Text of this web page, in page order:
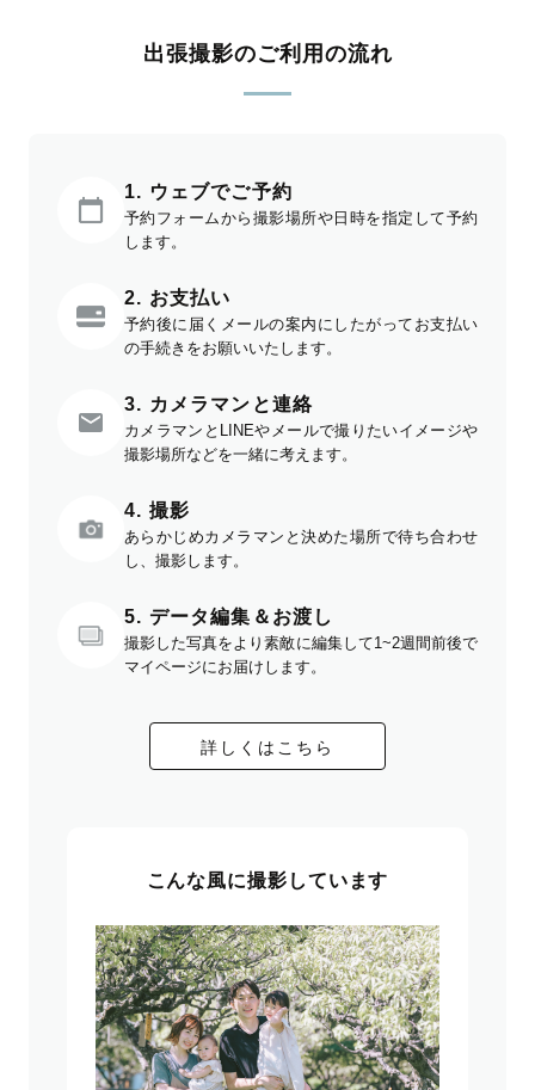
出張撮影のご利用の流れ
1. ウェブでご予約
予約フォームから撮影場所や日時を指定して予約
します。
2. お支払い
予約後に届くメールの案内にしたがってお支払い
の手続きをお願いいたします。
3. カメラマンと連絡
カメラマンとLINEやメールで撮りたいイメージや
撮影場所などを一緒に考えます。
4. 撮影
あらかじめカメラマンと決めた場所で待ち合わせ
し、撮影します。
5. データ編集＆お渡し
撮影した写真をより素敵に編集して1~2週間前後で
マイページにお届けします。
詳しくはこちら
こんな風に撮影しています